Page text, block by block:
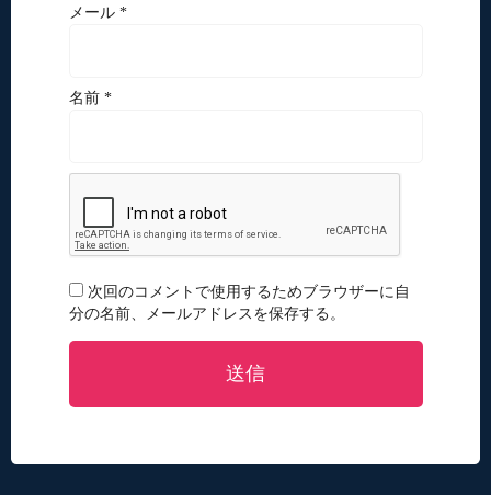
メール *
名前 *
次回のコメントで使用するためブラウザーに自
分の名前、メールアドレスを保存する。
送信